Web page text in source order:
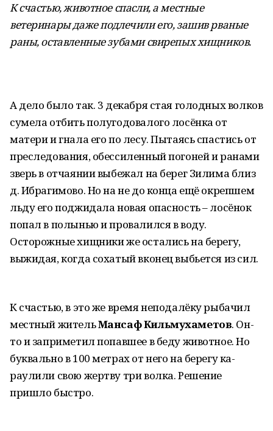
К счастью, животное спас­ли, а местные
ветеринары даже подлечили его, зашив рва­ные
раны, оставленные зубами свирепых хищников.
А дело было так. 3 декабря стая голодных волков
сумела от­бить полугодовалого лосёнка от
матери и гнала его по лесу. Пыта­ясь спастись от
преследования, обессиленный погоней и ранами
зверь в отчаянии выбежал на бе­рег Зилима близ
д. Ибрагимово. Но на не до конца ещё окрепшем
льду его поджидала новая опас­ность – лосёнок
попал в полынью и провалился в воду.
Осторожные хищники же остались на берегу,
выжидая, когда сохатый вконец выбьется из сил.
К счастью, в это же время не­подалёку рыбачил
местный жи­тельМансаф Кильмухаметов. Он-
то и заприметил попавшее в беду животное. Но
буквально в 100 метрах от него на берегу ка­
раулили свою жертву три волка. Решение
пришло быстро.